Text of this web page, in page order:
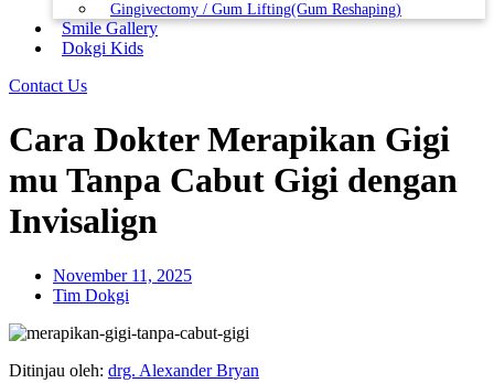
Gingivectomy / Gum Lifting(Gum Reshaping)
Smile Gallery
Dokgi Kids
Contact Us
Cara Dokter Merapikan Gigi
mu Tanpa Cabut Gigi dengan
Invisalign
November 11, 2025
Tim Dokgi
Ditinjau oleh: drg. Alexander Bryan